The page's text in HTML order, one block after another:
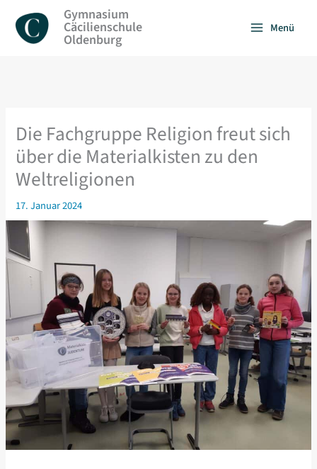
Inhalt
springen
Gymnasium
Cäcilienschule
Oldenburg
Menü
Die Fachgruppe Religion freut sich
über die Materialkisten zu den
Weltreligionen
17. Januar 2024